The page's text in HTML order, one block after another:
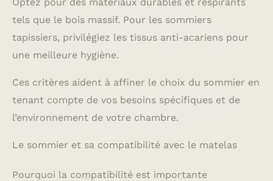
tels que le bois massif. Pour les sommiers
tapissiers, privilégiez les tissus anti-acariens pour
une meilleure hygiène.
Ces critères aident à affiner le choix du sommier en
tenant compte de vos besoins spécifiques et de
l’environnement de votre chambre.
Le sommier et sa compatibilité avec le matelas
Pourquoi la compatibilité est importante